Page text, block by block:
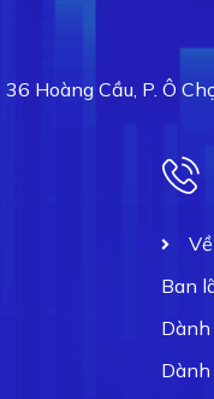
Hoàng Cầu, P. Ô
Ban